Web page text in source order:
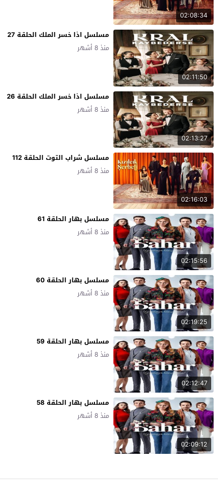
02:08:34
02:11:50
مسلسل اذا خسر الملك الحلقة 27
منذ 8 أشهر
02:13:27
مسلسل اذا خسر الملك الحلقة 26
منذ 8 أشهر
02:16:03
مسلسل شراب التوت الحلقة 112
منذ 8 أشهر
02:15:56
مسلسل بهار الحلقة 61
منذ 8 أشهر
02:19:25
مسلسل بهار الحلقة 60
منذ 8 أشهر
02:12:47
مسلسل بهار الحلقة 59
منذ 8 أشهر
02:09:12
مسلسل بهار الحلقة 58
منذ 8 أشهر